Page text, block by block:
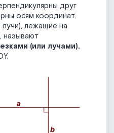
друг
осям координат.
лежащие на
называют
(или лучами).